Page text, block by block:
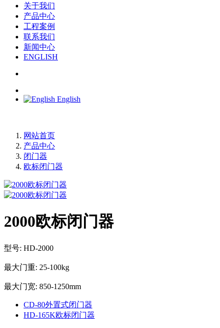
关于我们
产品中心
工程案例
联系我们
新闻中心
ENGLISH
English
网站首页
产品中心
闭门器
欧标闭门器
2000欧标闭门器
型号: HD-2000
最大门重: 25-100kg
最大门宽: 850-1250mm
CD-80外置式闭门器
HD-165K欧标闭门器